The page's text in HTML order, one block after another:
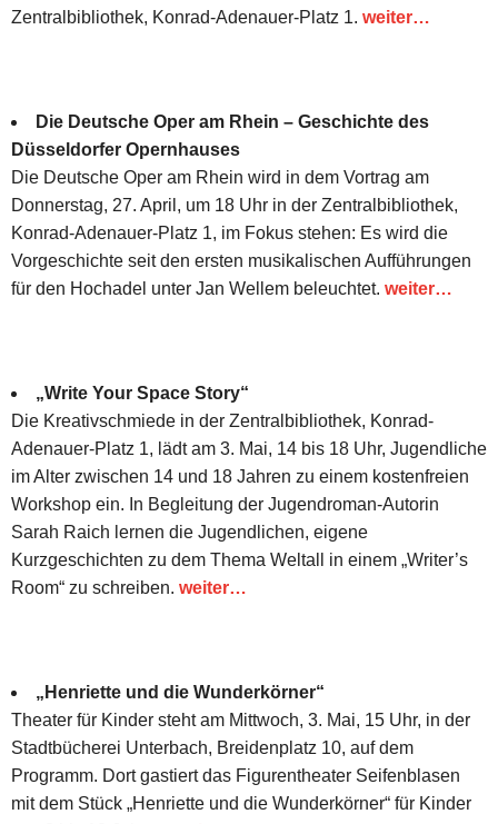
Zentralbibliothek, Konrad-Adenauer-Platz 1. weiter…
Die Deutsche Oper am Rhein – Geschichte des
Düsseldorfer Opernhauses
Die Deutsche Oper am Rhein wird in dem Vortrag am
Donnerstag, 27. April, um 18 Uhr in der Zentralbibliothek,
Konrad-Adenauer-Platz 1, im Fokus stehen: Es wird die
Vorgeschichte seit den ersten musikalischen Aufführungen
für den Hochadel unter Jan Wellem beleuchtet. weiter…
„Write Your Space Story“
Die Kreativschmiede in der Zentralbibliothek, Konrad-
Adenauer-Platz 1, lädt am 3. Mai, 14 bis 18 Uhr, Jugendliche
im Alter zwischen 14 und 18 Jahren zu einem kostenfreien
Workshop ein. In Begleitung der Jugendroman-Autorin
Sarah Raich lernen die Jugendlichen, eigene
Kurzgeschichten zu dem Thema Weltall in einem „Writer’s
Room“ zu schreiben. weiter…
„Henriette und die Wunderkörner“
Theater für Kinder steht am Mittwoch, 3. Mai, 15 Uhr, in der
Stadtbücherei Unterbach, Breidenplatz 10, auf dem
Programm. Dort gastiert das Figurentheater Seifenblasen
mit dem Stück „Henriette und die Wunderkörner“ für Kinder